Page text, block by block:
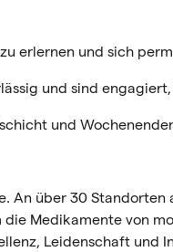
erlernen und sich
und sind
und
An über 30
Medikamente von
Leidenschaft und